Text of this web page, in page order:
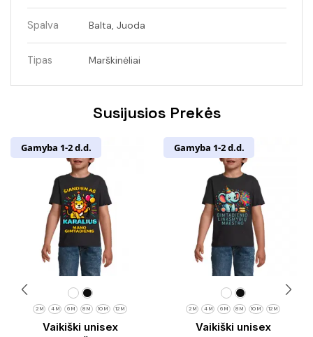
Spalva Balta, Juoda
Tipas Marškinėliai
Susijusios Prekės
Gamyba 1-2 d.d.
2 M 4 M 6 M 8 M 10 M 12 M
Vaikiški unisex
Gamyba 1-2 d.d.
2 M 4 M 6 M 8 M 10 M 12 M
Vaikiški unisex